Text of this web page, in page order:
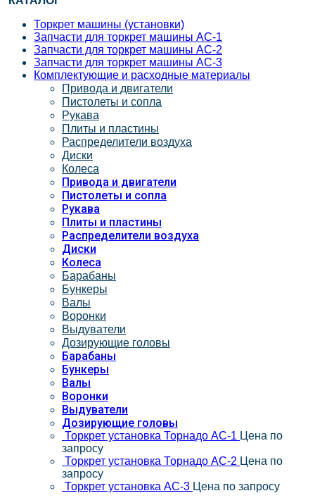
Торкрет машины (установки)
Запчасти для торкрет машины АС-1
Запчасти для торкрет машины АС-2
Запчасти для торкрет машины АС-3
Комплектующие и расходные материалы
Привода и двигатели
Пистолеты и сопла
Рукава
Плиты и пластины
Распределители воздуха
Диски
Колеса
Привода и двигатели
Пистолеты и сопла
Рукава
Плиты и пластины
Распределители воздуха
Диски
Колеса
Барабаны
Бункеры
Валы
Воронки
Выдуватели
Дозирующие головы
Барабаны
Бункеры
Валы
Воронки
Выдуватели
Дозирующие головы
Торкрет установка Торнадо АС-1 Цена по
запросу
Торкрет установка Торнадо АС-2 Цена по
запросу
Торкрет установка АС-3 Цена по запросу